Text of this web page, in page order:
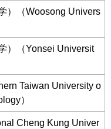
）（Woosong Univers
）（Yonsei Universit
Taiwan University o
）
Cheng Kung Univer